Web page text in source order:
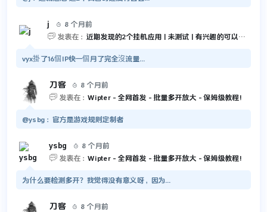
j 
8 个月前
 发表在： 近期发现的2个挂机应用 | 未测试 | 有兴趣的可以尝试一下
vyx掛了16個IP快一個月了完全沒流量...
刀客 
8 个月前
 发表在： Wipter - 全网首发 - 批量多开放大 - 保姆级教程!
@ysbg：官方是游戏规则定制者
ysbg 
8 个月前
 发表在： Wipter - 全网首发 - 批量多开放大 - 保姆级教程!
为什么要检测多开？我觉得没有意义呀，因为...
刀客 
8 个月前